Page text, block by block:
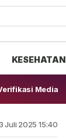
KESEHATAN
Media
3 Juli 2025 15:40